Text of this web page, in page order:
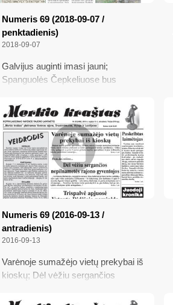
Numeris 69 (2018-09-07 /
penktadienis)
2018-09-07
Galvijus auginti imasi jauni;
Spanguolės Čepkeliuose bus
su liepteliu
Numeris 69 (2016-09-13 /
antradienis)
2016-09-13
Varėnoje sumažėjo vietų prekybai iš
kioskų; Dėl vėžiu sergančios
Trispalvė apjuosė Vytauto Didžiojo